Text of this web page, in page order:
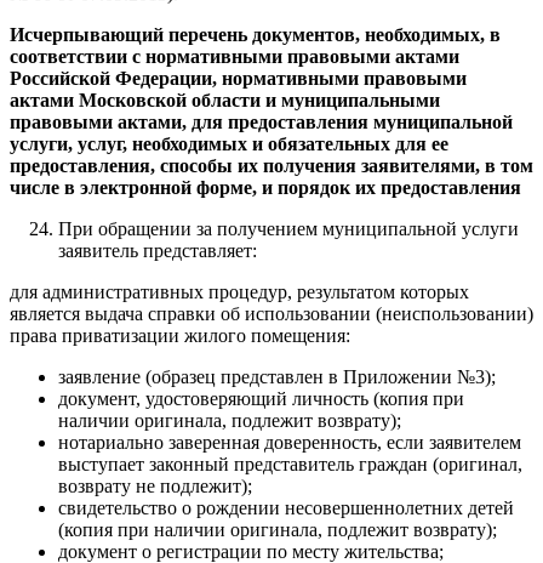
Исчерпывающий перечень документов, необходимых, в
соответствии с нормативными правовыми актами
Российской Федерации, нормативными правовыми
актами Московской области и муниципальными
правовыми актами, для предоставления муниципальной
услуги, услуг, необходимых и обязательных для ее
предоставления, способы их получения заявителями, в том
числе в электронной форме, и порядок их предоставления
При обращении за получением муниципальной услуги
заявитель представляет:
для административных процедур, результатом которых
является выдача справки об использовании (неиспользовании)
права приватизации жилого помещения:
заявление (образец представлен в Приложении №3);
документ, удостоверяющий личность (копия при
наличии оригинала, подлежит возврату);
нотариально заверенная доверенность, если заявителем
выступает законный представитель граждан (оригинал,
возврату не подлежит);
свидетельство о рождении несовершеннолетних детей
(копия при наличии оригинала, подлежит возврату);
документ о регистрации по месту жительства;